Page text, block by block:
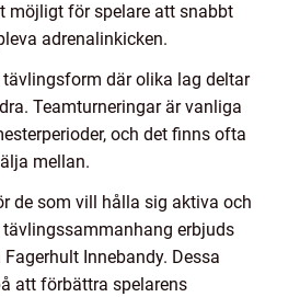
möjligt för spelare att snabbt
adrenalinkicken.
tävlingsform där olika lag deltar
Teamturneringar är vanliga
och det finns ofta
mellan.
de som vill hålla sig aktiva och
erbjuds
Innebandy. Dessa
att förbättra spelarens